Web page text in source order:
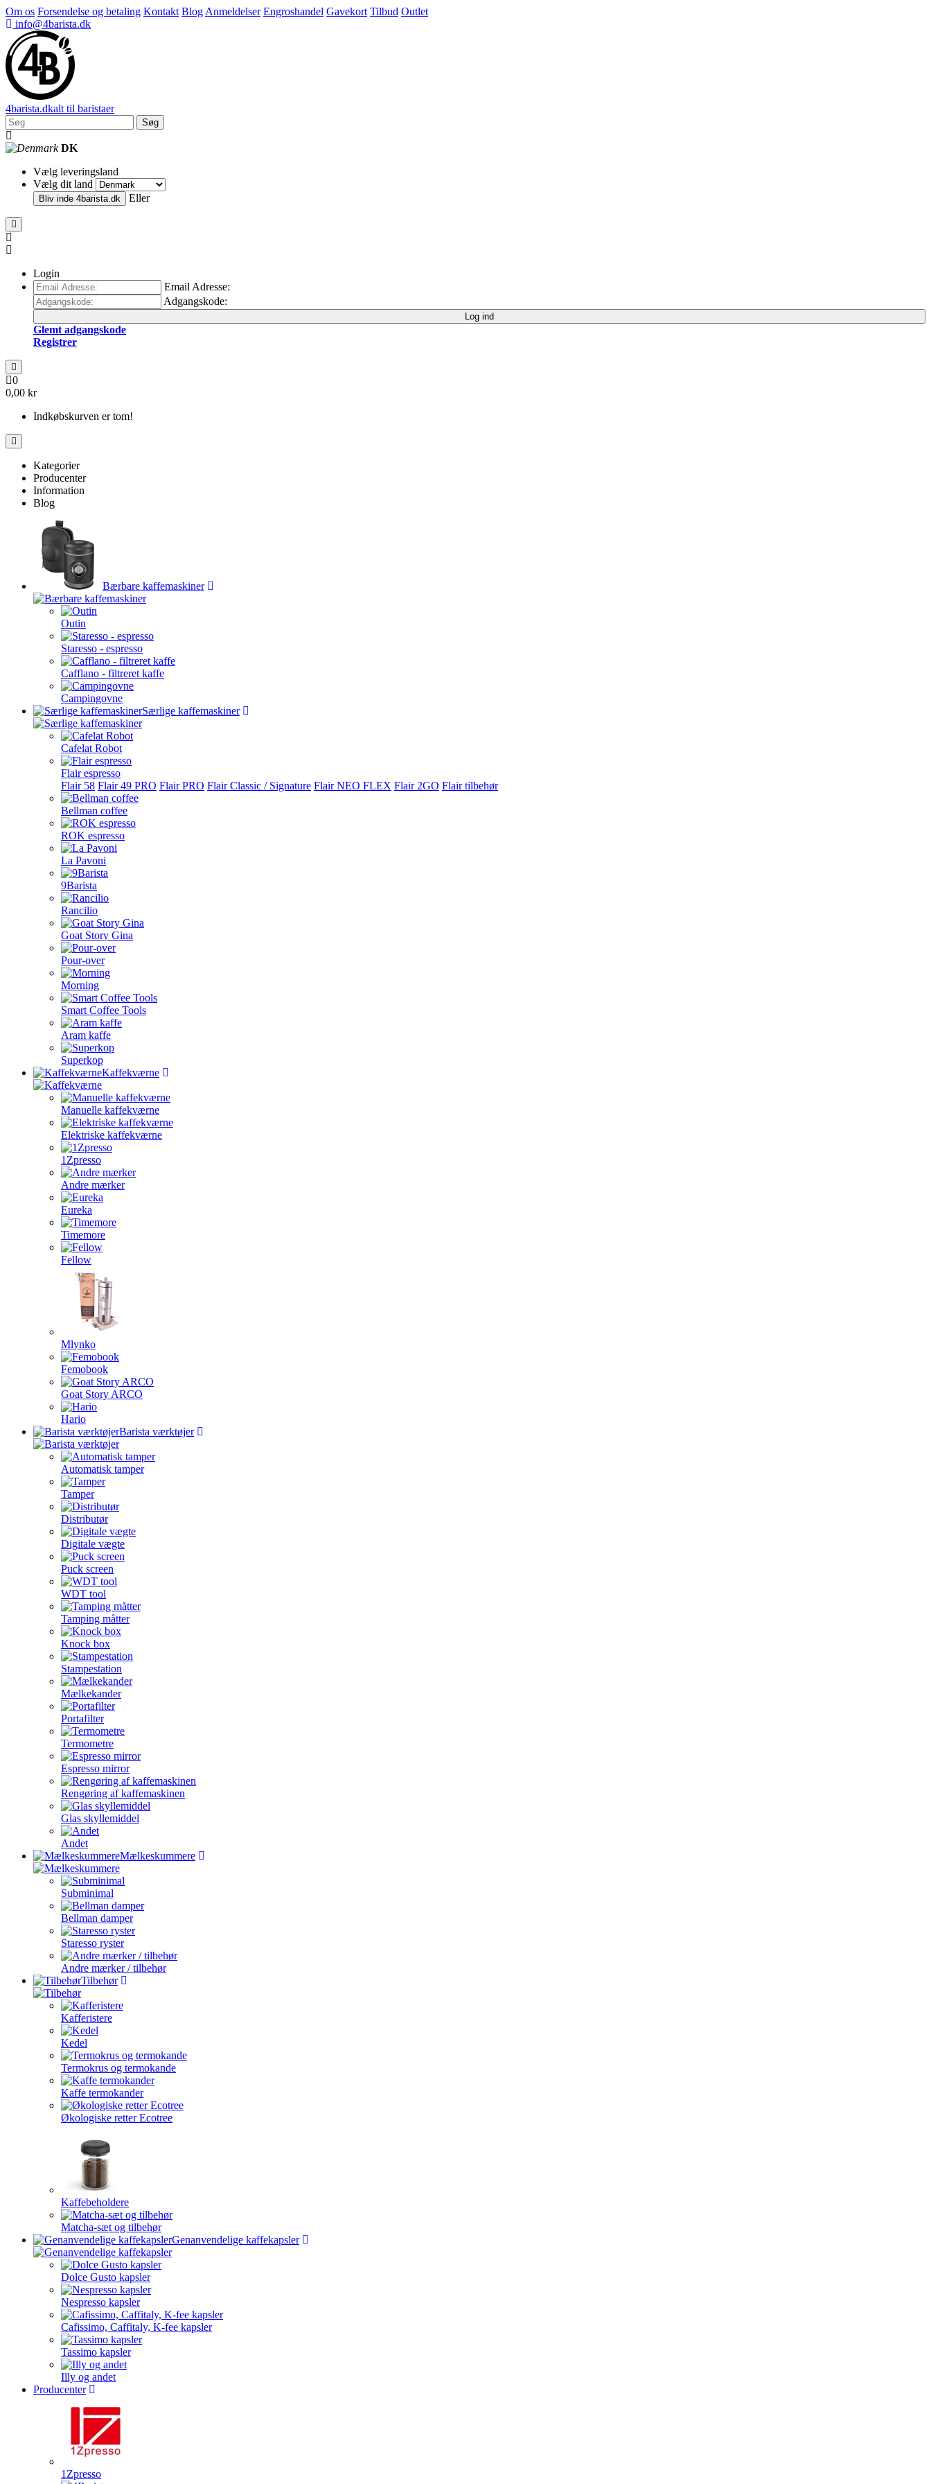
Om os Forsendelse og betaling Kontakt Blog Anmeldelser Engroshandel Gavekort Tilbud Outlet
info@4barista.dk
4barista.dkalt til baristaer
Søg
DK
Vælg leveringsland
Vælg dit land
Bliv inde 4barista.dk Eller
Login
Email Adresse:
Adgangskode:
Log ind
Glemt adgangskode
Registrer
0
0,00 kr
Indkøbskurven er tom!
Kategorier
Producenter
Information
Blog
Bærbare kaffemaskiner
Outin
Staresso - espresso
Cafflano - filtreret kaffe
Campingovne
Særlige kaffemaskiner
Cafelat Robot
Flair espresso
Flair 58 Flair 49 PRO Flair PRO Flair Classic / Signature Flair NEO FLEX Flair 2GO Flair tilbehør
Bellman coffee
ROK espresso
La Pavoni
9Barista
Rancilio
Goat Story Gina
Pour-over
Morning
Smart Coffee Tools
Aram kaffe
Superkop
Kaffekværne
Manuelle kaffekværne
Elektriske kaffekværne
1Zpresso
Andre mærker
Eureka
Timemore
Fellow
Mlynko
Femobook
Goat Story ARCO
Hario
Barista værktøjer
Automatisk tamper
Tamper
Distributør
Digitale vægte
Puck screen
WDT tool
Tamping måtter
Knock box
Stampestation
Mælkekander
Portafilter
Termometre
Espresso mirror
Rengøring af kaffemaskinen
Glas skyllemiddel
Andet
Mælkeskummere
Subminimal
Bellman damper
Staresso ryster
Andre mærker / tilbehør
Tilbehør
Kafferistere
Kedel
Termokrus og termokande
Kaffe termokander
Økologiske retter Ecotree
Kaffebeholdere
Matcha-sæt og tilbehør
Genanvendelige kaffekapsler
Dolce Gusto kapsler
Nespresso kapsler
Cafissimo, Caffitaly, K-fee kapsler
Tassimo kapsler
Illy og andet
Producenter
1Zpresso